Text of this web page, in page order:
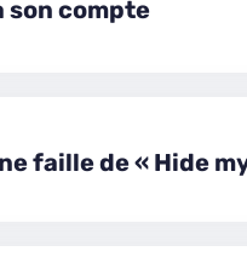
son compte
faille de « Hide